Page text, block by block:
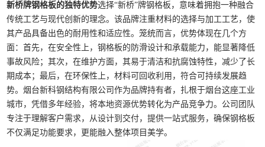
新桥牌钢格板的独特优势选择“新桥”牌钢格板，意味着拥抱一种融合
传统工艺与现代创新的理念。该品牌注重材料的选择与加工工艺，使
其产品具备出色的耐用性和适应性。笼统而言，优势体现在几个方
面：首先，在安全性上，钢格板的防滑设计和承载能力，能显著降低
事故风险；其次，在维护方面，其易于清洁和抗腐蚀特性，减少了长
期成本；最后，在环保性上，材料可回收利用，符合可持续发展趋
势。烟台新科钢结构有限公司作为品牌持有者，扎根于烟台这座工业
城市，凭借多年经验，将本地资源优势转化为产品竞争力。公司团队
专注于理解客户需求，从设计到交付，提供一站式服务，确保钢格板
不仅满足功能要求，更能融入整体项目美学。